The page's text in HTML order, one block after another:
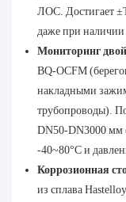
ЛОС. Достигает
даже при наличии
Мониторинг
BQ-OCFM
накладными
трубопроводы).
DN50-DN3000 мм
-40~80°С и
Коррозионная
из сплава